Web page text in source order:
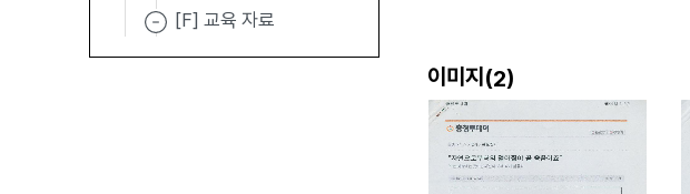
[F] 교육 자료
이미지(2)